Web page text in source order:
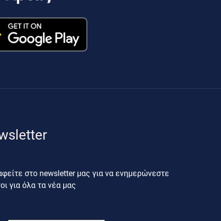
στο newsletter μας για να ενημερώνεστε
για όλα τα νέα μας